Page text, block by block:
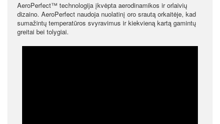
AeroPerfect™ technologija įkvėpta aerodinamikos ir orlaivių
dizaino. AeroPerfect naudoja nuolatinį oro srautą orkaitėje, kad
sumažintų temperatūros svyravimus ir kiekvieną kartą gamintų
greitai bei tolygiai.